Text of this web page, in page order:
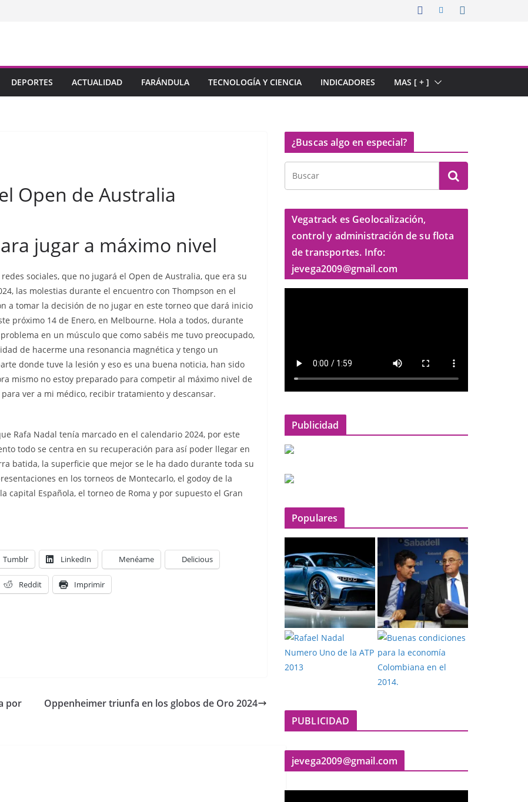
DEPORTES ACTUALIDAD FARÁNDULA TECNOLOGÍA Y CIENCIA INDICADORES MAS [ + ]
Open de Australia
jugar a máximo nivel
sociales, que no jugará el Open de Australia, que era su
las molestias durante el encuentro con Thompson en el
a tomar la decisión de no jugar en este torneo que dará inicio
próximo 14 de Enero, en Melbourne. Hola a todos, durante
en un músculo que como sabéis me tuvo preocupado,
de hacerme una resonancia magnética y tengo un
donde tuve la lesión y eso es una buena noticia, han sido
mismo no estoy preparado para competir al máximo nivel de
ver a mi médico, recibir tratamiento y descansar.
Rafa Nadal tenía marcado en el calendario 2024, por este
todo se centra en su recuperación para así poder llegar en
batida, la superficie que mejor se le ha dado durante toda su
en los torneos de Montecarlo, el godoy de la
capital Española, el torneo de Roma y por supuesto el Gran
Tumblr LinkedIn Menéame Delicious
Reddit Imprimir
por
Oppenheimer triunfa en los globos de Oro 2024
¿Buscas algo en especial?
Vegatrack es Geolocalización,
control y administración de su flota
de transportes. Info:
jevega2009@gmail.com
Publicidad
Populares
PUBLICIDAD
jevega2009@gmail.com